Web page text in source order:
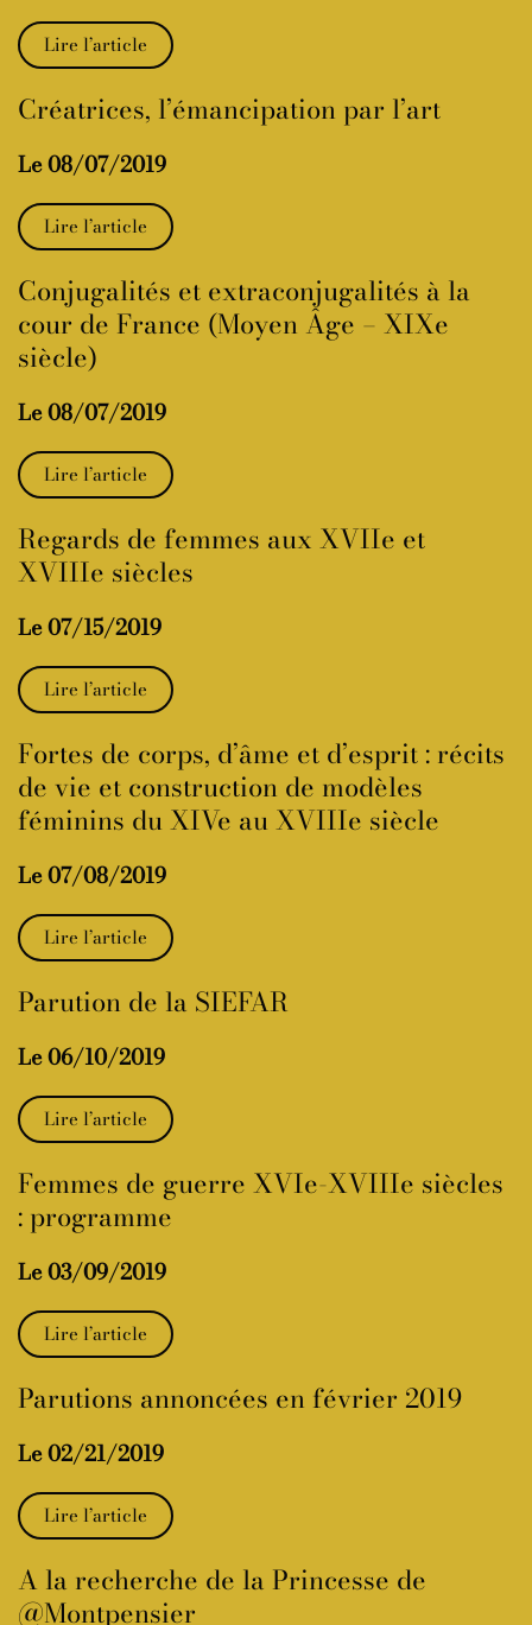
Lire l’article
Créatrices, l’émancipation par l’art
Le 08/07/2019
Lire l’article
Conjugalités et extraconjugalités à la
cour de France (Moyen Âge – XIXe
siècle)
Le 08/07/2019
Lire l’article
Regards de femmes aux XVIIe et
XVIIIe siècles
Le 07/15/2019
Lire l’article
Fortes de corps, d’âme et d’esprit : récits
de vie et construction de modèles
féminins du XIVe au XVIIIe siècle
Le 07/08/2019
Lire l’article
Parution de la SIEFAR
Le 06/10/2019
Lire l’article
Femmes de guerre XVIe-XVIIIe siècles
: programme
Le 03/09/2019
Lire l’article
Parutions annoncées en février 2019
Le 02/21/2019
Lire l’article
A la recherche de la Princesse de
@Montpensier